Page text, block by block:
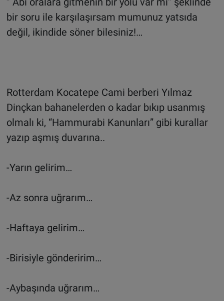
bir soru ile karşılaşırsam mumunuz yatsıda
değil, ikindide söner bilesiniz!…
Rotterdam Kocatepe Cami berberi Yılmaz
Dinçkan bahanelerden o kadar bıkıp usanmış
olmalı ki, “Hammurabi Kanunları” gibi kurallar
yazıp aşmış duvarına..
-Yarın gelirim…
-Az sonra uğrarım…
-Haftaya gelirim…
-Birisiyle gönderirim…
-Aybaşında uğrarım…